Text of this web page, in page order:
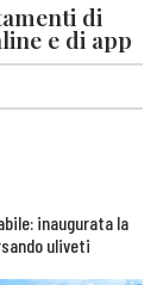
di
e di app
inaugurata la
uliveti